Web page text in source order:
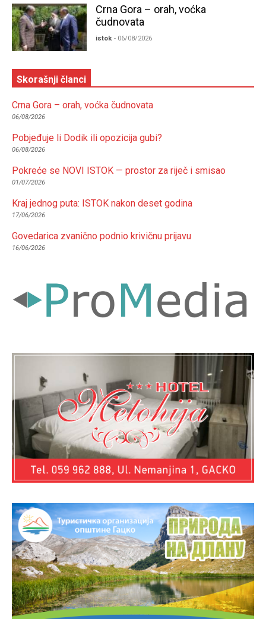
Crna Gora – orah, voćka
čudnovata
istok - 06/08/2026
Skorašnji članci
Crna Gora – orah, voćka čudnovata
06/08/2026
Pobjeđuje li Dodik ili opozicija gubi?
06/08/2026
Pokreće se NOVI ISTOK — prostor za riječ i smisao
01/07/2026
Kraj jednog puta: ISTOK nakon deset godina
17/06/2026
Govedarica zvanično podnio krivičnu prijavu
16/06/2026